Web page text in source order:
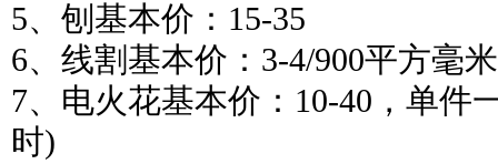
5、刨基本价：15-35
6、线割基本价：3-4/900平方毫米
7、电火花基本价：10-40，单件
时)